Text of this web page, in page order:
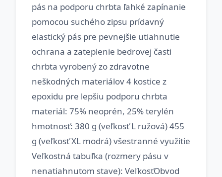
pás na podporu chrbta ľahké zapínanie
pomocou suchého zipsu prídavný
elastický pás pre pevnejšie utiahnutie
ochrana a zateplenie bedrovej časti
chrbta vyrobený zo zdravotne
neškodných materiálov 4 kostice z
epoxidu pre lepšiu podporu chrbta
materiál: 75% neoprén, 25% terylén
hmotnosť: 380 g (veľkosť L ružová) 455
g (veľkosť XL modrá) všestranné využitie
Veľkostná tabuľka (rozmery pásu v
nenatiahnutom stave): VeľkosťObvod